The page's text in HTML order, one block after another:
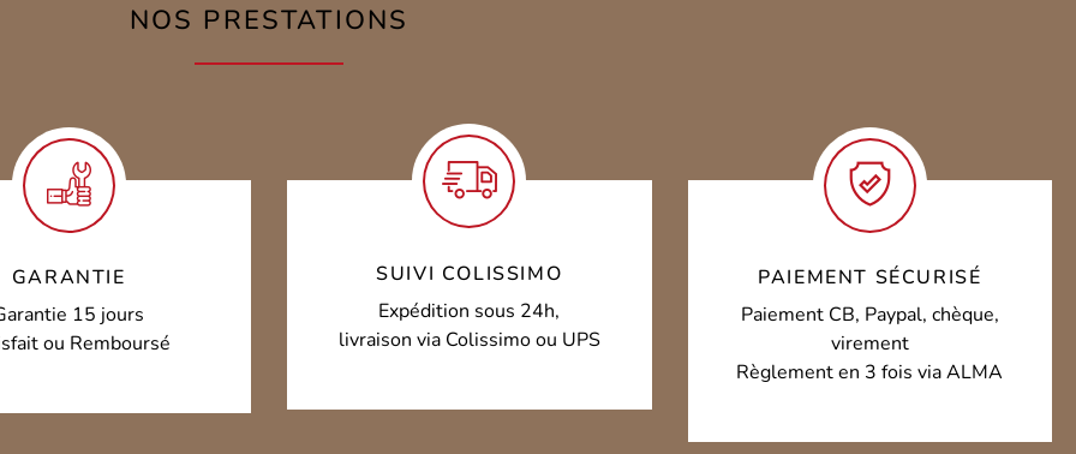
NOS PRESTATIONS
GARANTIE
15 jours
ou Remboursé
SUIVI COLISSIMO
Expédition sous 24h,
livraison via Colissimo ou UPS
PAIEMENT SÉCURISÉ
Paiement CB, Paypal, chèque,
virement
Règlement en 3 fois via ALMA